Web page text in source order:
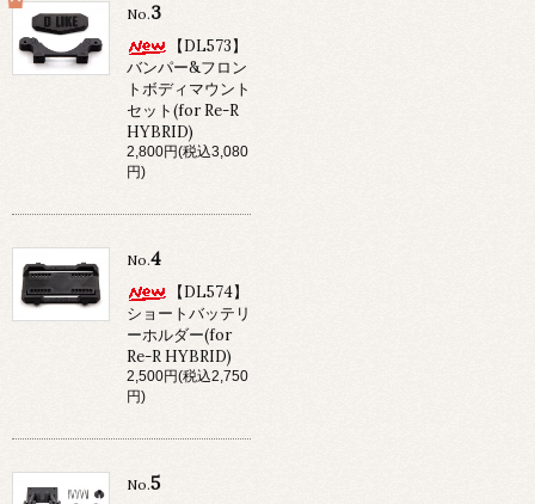
No.3
【DL573】
バンパー&フロン
トボディマウント
セット(for Re-R
HYBRID)
2,800円(税込3,080
円)
No.4
【DL574】
ショートバッテリ
ーホルダー(for
Re-R HYBRID)
2,500円(税込2,750
円)
No.5